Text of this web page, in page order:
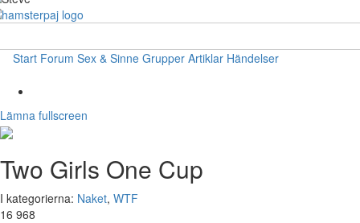
Start Forum Sex & Sinne Grupper Artiklar Händelser
Lämna fullscreen
Two Girls One Cup
I kategorierna: Naket, WTF
16 968